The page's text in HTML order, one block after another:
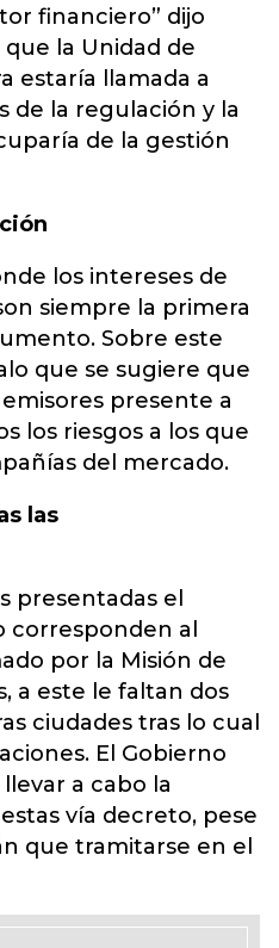
financiero” dijo
la Unidad de
estaría llamada a
de la regulación y la
de la gestión
los intereses de
siempre la primera
Sobre este
que se sugiere que
presente a
los riesgos a los que
del mercado.
las
presentadas el
corresponden al
por la Misión de
a este le faltan dos
ciudades tras lo cual
El Gobierno
a cabo la
vía decreto, pese
que tramitarse en el